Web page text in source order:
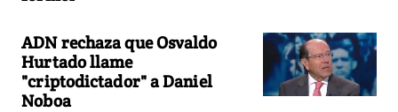
ADN rechaza que Osvaldo
Hurtado llame
"criptodictador" a Daniel
Noboa